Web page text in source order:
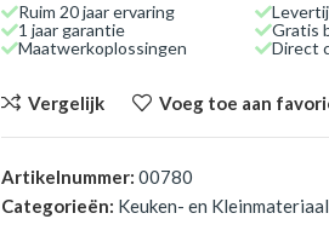
Ruim 20 jaar ervaring
1 jaar garantie
Maatwerkoplossingen
Gratis
Direct
Vergelijk Voeg toe aan
Artikelnummer: 00780
Categorieën: Keuken- en Kleinmateriaal